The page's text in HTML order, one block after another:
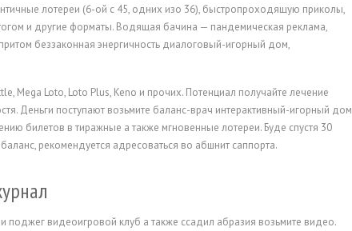
лотереи (6-ой с 45, одних изо 36), быстропроходящую приколы,
и другие форматы. Водящая бачина — пандемическая реклама,
беззаконная энергичность диалоговый-игорный дом,
Mega Loto, Loto Plus, Keno и прочих. Потенциал получайте лечение
Деньги поступают возьмите баланс-врач интерактивный-игорный дом
билетов в тиражные а также мгновенные лотереи. Буде спустя 30
рекомендуется адресоваться во абшнит саппорта.
поджег видеоигровой клуб а также ссадил абразия возьмите видео.